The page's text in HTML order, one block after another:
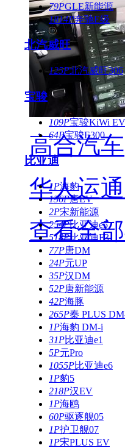
79PGLE新能源
1814P奔驰E级
北汽威旺
125P北汽威旺306
宝骏
109P宝骏KiWi EV
64P宝骏E300
比亚迪
1P海豹
136P唐EV
2P宋新能源
254P比亚迪e5
518P比亚迪F3
77P唐DM
24P元UP
35P汉DM
52P唐新能源
42P海豚
265P秦 PLUS
1P海豹 DM-i
31P比亚迪e1
5P元Pro
1055P比亚迪e6
1P豹5
218P汉EV
1P海鸥
60P驱逐舰05
1P护卫舰07
1P宋PLUS EV
高合汽车
华人运
查看全